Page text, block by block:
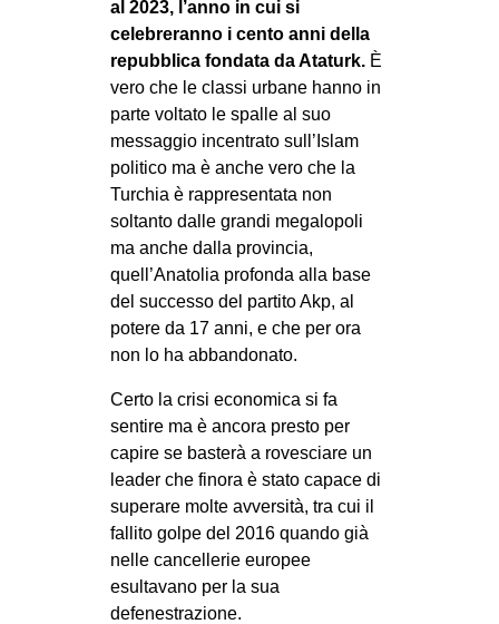
al 2023, l’anno in cui si
celebreranno i cento anni della
repubblica fondata da Ataturk. È
vero che le classi urbane hanno in
parte voltato le spalle al suo
messaggio incentrato sull’Islam
politico ma è anche vero che la
Turchia è rappresentata non
soltanto dalle grandi megalopoli
ma anche dalla provincia,
quell’Anatolia profonda alla base
del successo del partito Akp, al
potere da 17 anni, e che per ora
non lo ha abbandonato.
Certo la crisi economica si fa
sentire ma è ancora presto per
capire se basterà a rovesciare un
leader che finora è stato capace di
superare molte avversità, tra cui il
fallito golpe del 2016 quando già
nelle cancellerie europee
esultavano per la sua
defenestrazione.